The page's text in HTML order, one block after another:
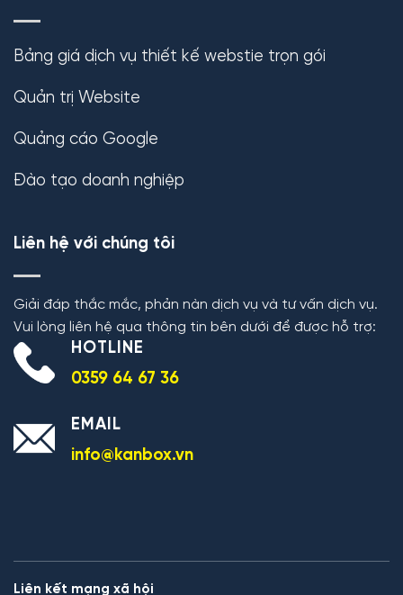
Bảng giá dịch vụ thiết kế webstie trọn gói
Quản trị Website
Quảng cáo Google
Đào tạo doanh nghiệp
Liên hệ với chúng tôi
Giải đáp thắc mắc, phản nàn dịch vụ và tư vấn dịch vụ.
Vui lòng liên hệ qua thông tin bên dưới để được hỗ trợ:
HOTLINE
0359 64 67 36
EMAIL
info@kanbox.vn
Liên kết mạng xã hội